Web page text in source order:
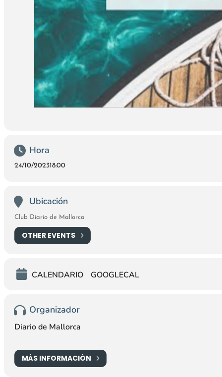
Hora
24/10/202318:00
Ubicación
Club Diario de Mallorca
OTHER EVENTS
CALENDARIO GOOGLECAL
Organizador
Diario de Mallorca
MÁS INFORMACIÓN